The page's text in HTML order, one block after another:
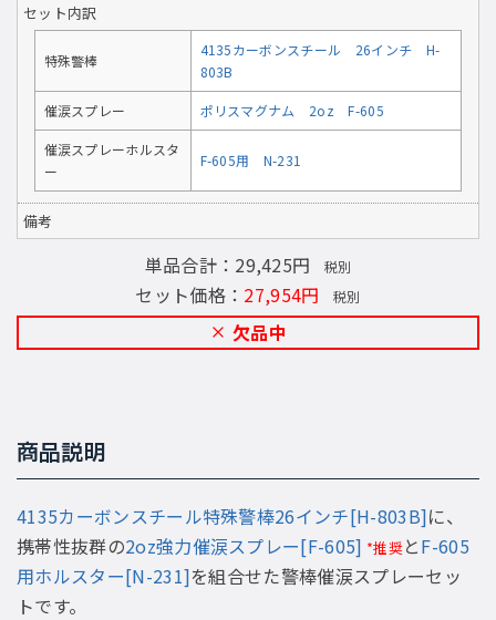
セット内訳
特殊警棒
4135カーボンスチール 26インチ H-
803B
催涙スプレー ポリスマグナム 2oz F-605
催涙スプレーホルスタ
ー
F-605用 N-231
備考
単品合計：29,425円 税別
セット価格： 27,954円 税別
欠品中
商品説明
4135カーボンスチール特殊警棒26インチ[H-803B]に、
携帯性抜群の2oz強力催涙スプレー[F-605] *推奨とF-605
用ホルスター[N-231]を組合せた警棒催涙スプレーセッ
トです。